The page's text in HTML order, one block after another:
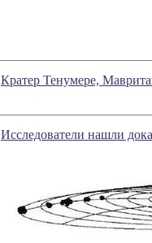
Кратер Тенумере,
Исследователи нашли